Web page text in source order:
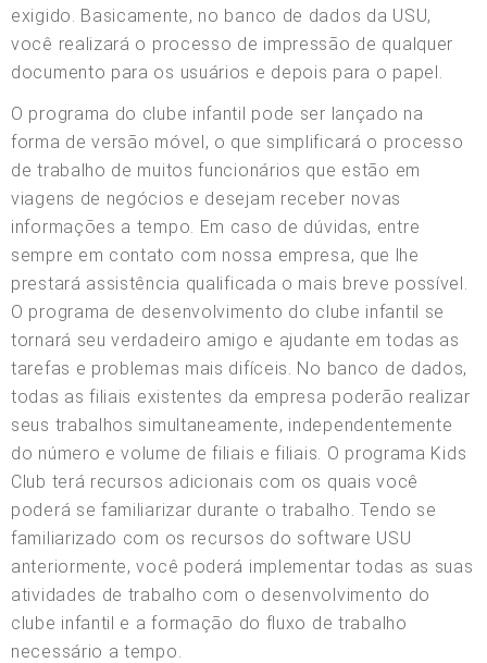
exigido. Basicamente, no banco de dados da USU,
você realizará o processo de impressão de qualquer
documento para os usuários e depois para o papel.
O programa do clube infantil pode ser lançado na
forma de versão móvel, o que simplificará o processo
de trabalho de muitos funcionários que estão em
viagens de negócios e desejam receber novas
informações a tempo. Em caso de dúvidas, entre
sempre em contato com nossa empresa, que lhe
prestará assistência qualificada o mais breve possível.
O programa de desenvolvimento do clube infantil se
tornará seu verdadeiro amigo e ajudante em todas as
tarefas e problemas mais difíceis. No banco de dados,
todas as filiais existentes da empresa poderão realizar
seus trabalhos simultaneamente, independentemente
do número e volume de filiais e filiais. O programa Kids
Club terá recursos adicionais com os quais você
poderá se familiarizar durante o trabalho. Tendo se
familiarizado com os recursos do software USU
anteriormente, você poderá implementar todas as suas
atividades de trabalho com o desenvolvimento do
clube infantil e a formação do fluxo de trabalho
necessário a tempo.